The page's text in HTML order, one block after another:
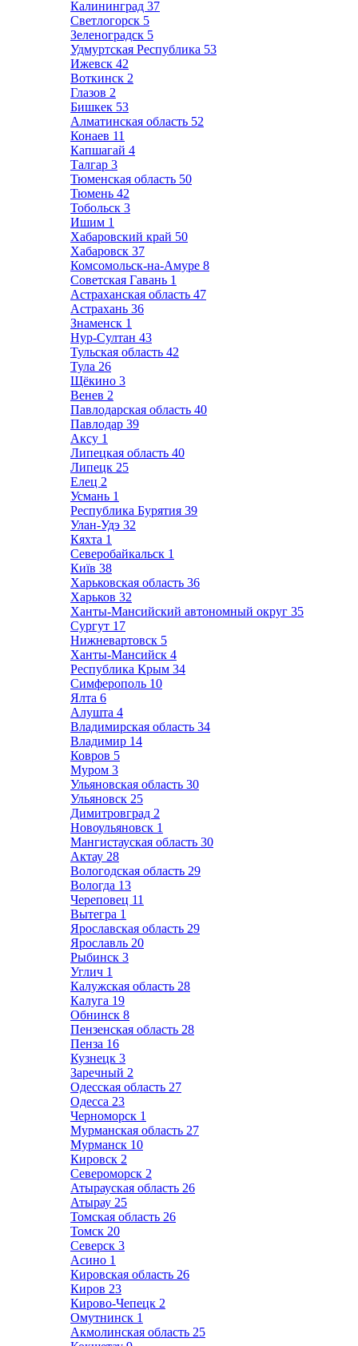
Калининград 37
Светлогорск 5
Зеленоградск 5
Удмуртская Республика 53
Ижевск 42
Воткинск 2
Глазов 2
Бишкек 53
Алматинская область 52
Конаев 11
Капшагай 4
Талгар 3
Тюменская область 50
Тюмень 42
Тобольск 3
Ишим 1
Хабаровский край 50
Хабаровск 37
Комсомольск-на-Амуре 8
Советская Гавань 1
Астраханская область 47
Астрахань 36
Знаменск 1
Нур-Султан 43
Тульская область 42
Тула 26
Щёкино 3
Венев 2
Павлодарская область 40
Павлодар 39
Аксу 1
Липецкая область 40
Липецк 25
Елец 2
Усмань 1
Республика Бурятия 39
Улан-Удэ 32
Кяхта 1
Северобайкальск 1
Київ 38
Харьковская область 36
Харьков 32
Ханты-Мансийский автономный округ 35
Сургут 17
Нижневартовск 5
Ханты-Мансийск 4
Республика Крым 34
Симферополь 10
Ялта 6
Алушта 4
Владимирская область 34
Владимир 14
Ковров 5
Муром 3
Ульяновская область 30
Ульяновск 25
Димитровград 2
Новоульяновск 1
Мангистауская область 30
Актау 28
Вологодская область 29
Вологда 13
Череповец 11
Вытегра 1
Ярославская область 29
Ярославль 20
Рыбинск 3
Углич 1
Калужская область 28
Калуга 19
Обнинск 8
Пензенская область 28
Пенза 16
Кузнецк 3
Заречный 2
Одесская область 27
Одесса 23
Черноморск 1
Мурманская область 27
Мурманск 10
Кировск 2
Североморск 2
Атырауская область 26
Атырау 25
Томская область 26
Томск 20
Северск 3
Асино 1
Кировская область 26
Киров 23
Кирово-Чепецк 2
Омутнинск 1
Акмолинская область 25